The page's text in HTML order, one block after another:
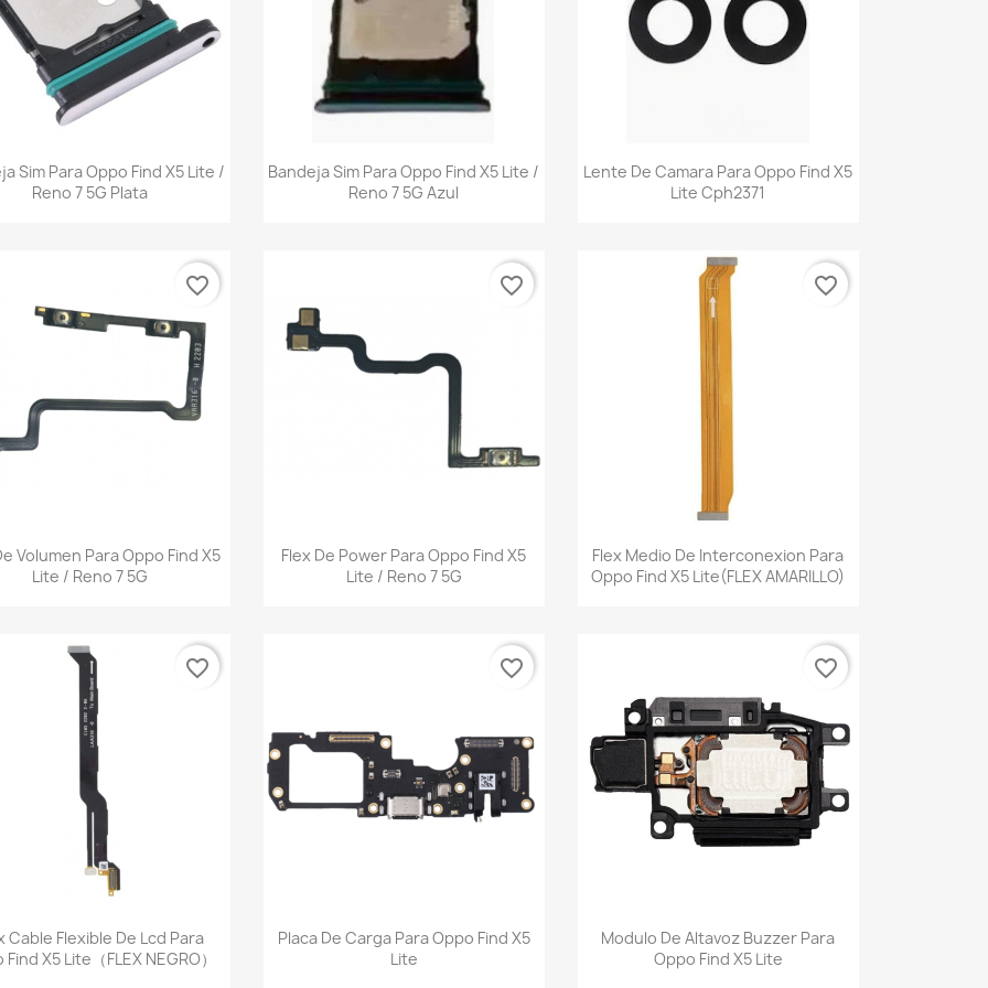
Vista rápida
Sim Para Oppo Find X5 Lite /
Reno 7 5G Plata
Vista rápida
Bandeja Sim Para Oppo Find X5 Lite /
Reno 7 5G Azul
Vista rápida
Lente De Camara Para Oppo Find X5
Lite Cph2371
Vista rápida
Volumen Para Oppo Find X5
Lite / Reno 7 5G
favorite_border
Vista rápida
Flex De Power Para Oppo Find X5
Lite / Reno 7 5G
favorite_border
Vista rápida
Flex Medio De Interconexion Para
Oppo Find X5 Lite(FLEX AMARILLO)
favorite_border
Vista rápida
Cable Flexible De Lcd Para
X5 Lite（FLEX NEGRO）
favorite_border
Vista rápida
Placa De Carga Para Oppo Find X5
Lite
favorite_border
Vista rápida
Modulo De Altavoz Buzzer Para
Oppo Find X5 Lite
favorite_border